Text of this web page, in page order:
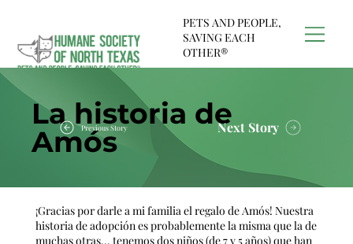
PETS AND PEOPLE,
SAVING EACH
OTHER®
La historia de
Amós
Next Story
Previous Story
¡Gracias por darle a mi familia el regalo de Amós! Nuestra
historia de adopción es probablemente la misma que la de
muchas otras... tenemos dos niños (de 7 y 5 años) que han